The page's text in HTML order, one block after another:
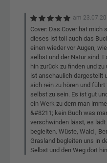
am
Cover: Das Cover hat mich
dieses ist toll auch das
einen wieder vor Augen,
selbst und der Natur sind.
hin zurück zu finden und
ist anschaulich dargestellt
sich rein zu hören und
selbst zu sein. Es ist gut
ein Werk zu dem man
&#8211; kein Buch was
verschwinden lässt, es lädt
begleiten. Wüste, Wald ,
Grasland begleiten uns in
Selbst und den Weg dort